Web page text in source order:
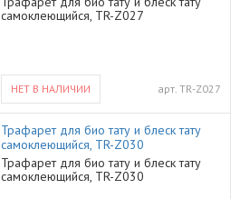
самоклеющийся, TR-Z027
НЕТ В НАЛИЧИИ арт. TR-Z027
Трафарет для био тату и блеск тату
самоклеющийся, TR-Z030
Трафарет для био тату и блеск тату
самоклеющийся, TR-Z030